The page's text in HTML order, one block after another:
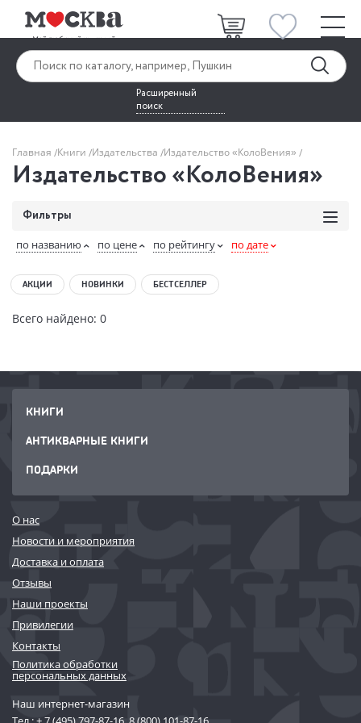
Расширенный
поиск
Главная Книги Издательства Издательство «КолоВения»
Издательство «КолоВения»
Фильтры
по названию по цене по рейтингу по дате
АКЦИИ НОВИНКИ БЕСТСЕЛЛЕР
Всего найдено: 0
КНИГИ
АНТИКВАРНЫЕ КНИГИ
ПОДАРКИ
О нас
Новости и мероприятия
Доставка и оплата
Отзывы
Наши проекты
Привилегии
Контакты
Политика обработки
персональных данных
Наш интернет-магазин